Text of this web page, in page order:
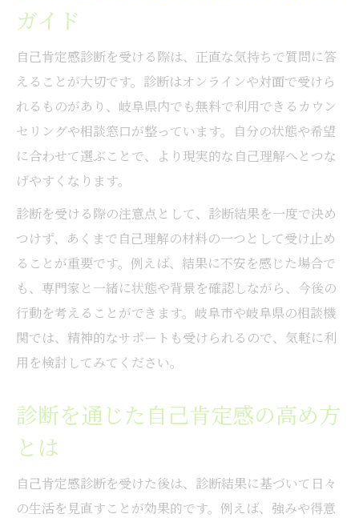
ガイド
自己肯定感診断を受ける際は、正直な気持ちで質問に答
えることが大切です。診断はオンラインや対面で受けら
れるものがあり、岐阜県内でも無料で利用できるカウン
セリングや相談窓口が整っています。自分の状態や希望
に合わせて選ぶことで、より現実的な自己理解へとつな
げやすくなります。
診断を受ける際の注意点として、診断結果を一度で決め
つけず、あくまで自己理解の材料の一つとして受け止め
ることが重要です。例えば、結果に不安を感じた場合で
も、専門家と一緒に状態や背景を確認しながら、今後の
行動を考えることができます。岐阜市や岐阜県の相談機
関では、精神的なサポートも受けられるので、気軽に利
用を検討してみてください。
診断を通じた自己肯定感の高め方
とは
自己肯定感診断を受けた後は、診断結果に基づいて日々
の生活を見直すことが効果的です。例えば、強みや得意